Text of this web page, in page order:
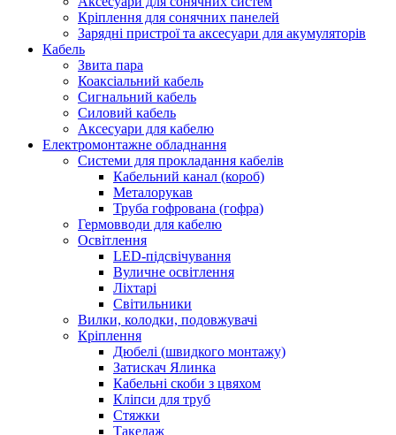
Кріплення для сонячних панелей
Зарядні пристрої та аксесуари для акумуляторів
Кабель
Звита пара
Коаксіальний кабель
Сигнальний кабель
Силовий кабель
Аксесуари для кабелю
Електромонтажне обладнання
Системи для прокладання кабелів
Кабельний канал (короб)
Металорукав
Труба гофрована (гофра)
Гермовводи для кабелю
Освітлення
LED-підсвічування
Вуличне освітлення
Ліхтарі
Світильники
Вилки, колодки, подовжувачі
Кріплення
Дюбелі (швидкого монтажу)
Затискач Ялинка
Кабельні скоби з цвяхом
Кліпси для труб
Стяжки
Такелаж